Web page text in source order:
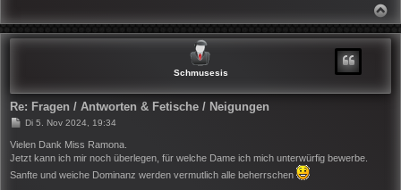
Schmusesis
Re: Fragen / Antworten & Fetische / Neigungen
B
i
t
r
a
Di 5. Nov 2024, 19:34
Vielen Dank Miss Ramona.
Jetzt kann ich mir noch überlegen, für welche Dame ich mich unterwürfig bewerbe.
Sanfte und weiche Dominanz werden vermutlich alle beherrschen